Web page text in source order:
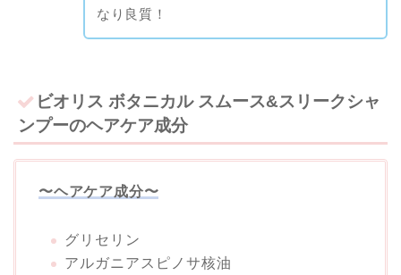
なり良質！
ビオリス ボタニカル スムース&スリークシャ
ンプーのヘアケア成分
〜ヘアケア成分〜
グリセリン
アルガニアスピノサ核油